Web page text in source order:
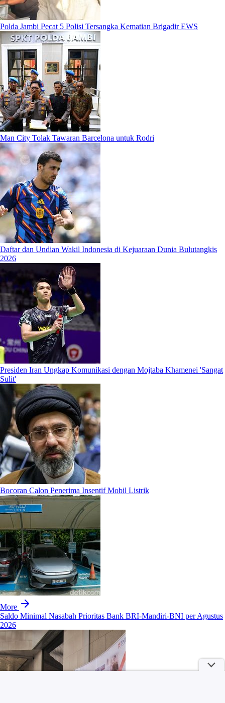
Polda Jambi Pecat 5 Polisi Tersangka Kematian Brigadir EWS
Man City Tolak Tawaran Barcelona untuk Rodri
Daftar dan Undian Wakil Indonesia di Kejuaraan Dunia Bulutangkis
2026
Presiden Iran Ungkap Komunikasi dengan Mojtaba Khamenei 'Sangat
Sulit'
Bocoran Calon Penerima Insentif Mobil Listrik
More
Saldo Minimal Nasabah Prioritas Bank BRI-Mandiri-BNI per Agustus
2026